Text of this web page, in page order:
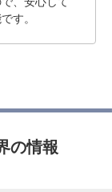
す。
の情報